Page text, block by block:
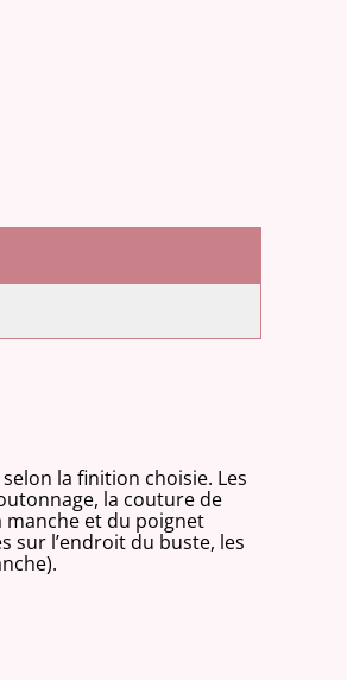
selon la finition choisie. Les
la couture de
manche et du poignet
sur l’endroit du buste, les